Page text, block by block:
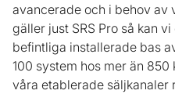
avancerade och i behov av
gäller just SRS Pro så kan
befintliga installerade bas
100 system hos mer än
våra etablerade säljkanaler